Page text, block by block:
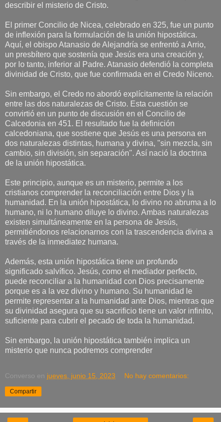
describir el misterio de Cristo.
El primer Concilio de Nicea, celebrado en 325, fue un punto
de inflexión para la formulación de la unión hipostática.
Aquí, el obispo Atanasio de Alejandría se enfrentó a Arrio,
un presbítero que sostenía que Jesús era una creación y,
por lo tanto, inferior al Padre. Atanasio defendió la completa
divinidad de Cristo, que fue confirmada en el Credo Niceno.
Sin embargo, el Credo no abordó explícitamente la relación
entre las dos naturalezas de Cristo. Esta cuestión se
convirtió en un punto de discusión en el Concilio de
Calcedonia en 451. El resultado fue la definición
calcedoniana, que sostiene que Jesús es una persona en
dos naturalezas distintas, humana y divina, "sin mezcla, sin
cambio, sin división, sin separación". Así nació la doctrina
de la unión hipostática.
Este principio, aunque es un misterio, permite a los
cristianos comprender la reconciliación entre Dios y la
humanidad. En la unión hipostática, lo divino no abruma a lo
humano, ni lo humano diluye lo divino. Ambas naturalezas
existen simultáneamente en la persona de Jesús,
permitiéndonos relacionarnos con la trascendencia divina a
través de la inmediatez humana.
Además, esta unión hipostática tiene un profundo
significado salvífico. Jesús, como el mediador perfecto,
puede reconciliar a la humanidad con Dios precisamente
porque es a la vez divino y humano. Su humanidad le
permite representar a la humanidad ante Dios, mientras que
su divinidad asegura que su sacrificio tiene un valor infinito,
suficiente para cubrir el pecado de toda la humanidad.
Sin embargo, la unión hipostática también implica un
misterio que nunca podremos comprender
Converso en jueves, junio 15, 2023 No hay comentarios:
Compartir